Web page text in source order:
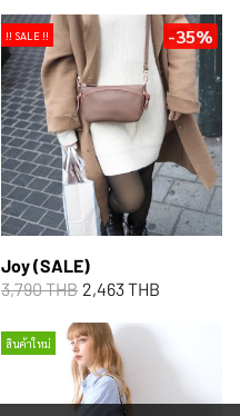
!! SALE !! -35%
Joy (SALE)
3,790 THB 2,463 THB
สินค้าใหม่